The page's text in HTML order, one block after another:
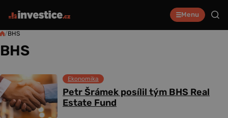
Menu
/BHS
BHS
Petr Šrámek posílil tým BHS Real
Estate Fund
Ekonomika